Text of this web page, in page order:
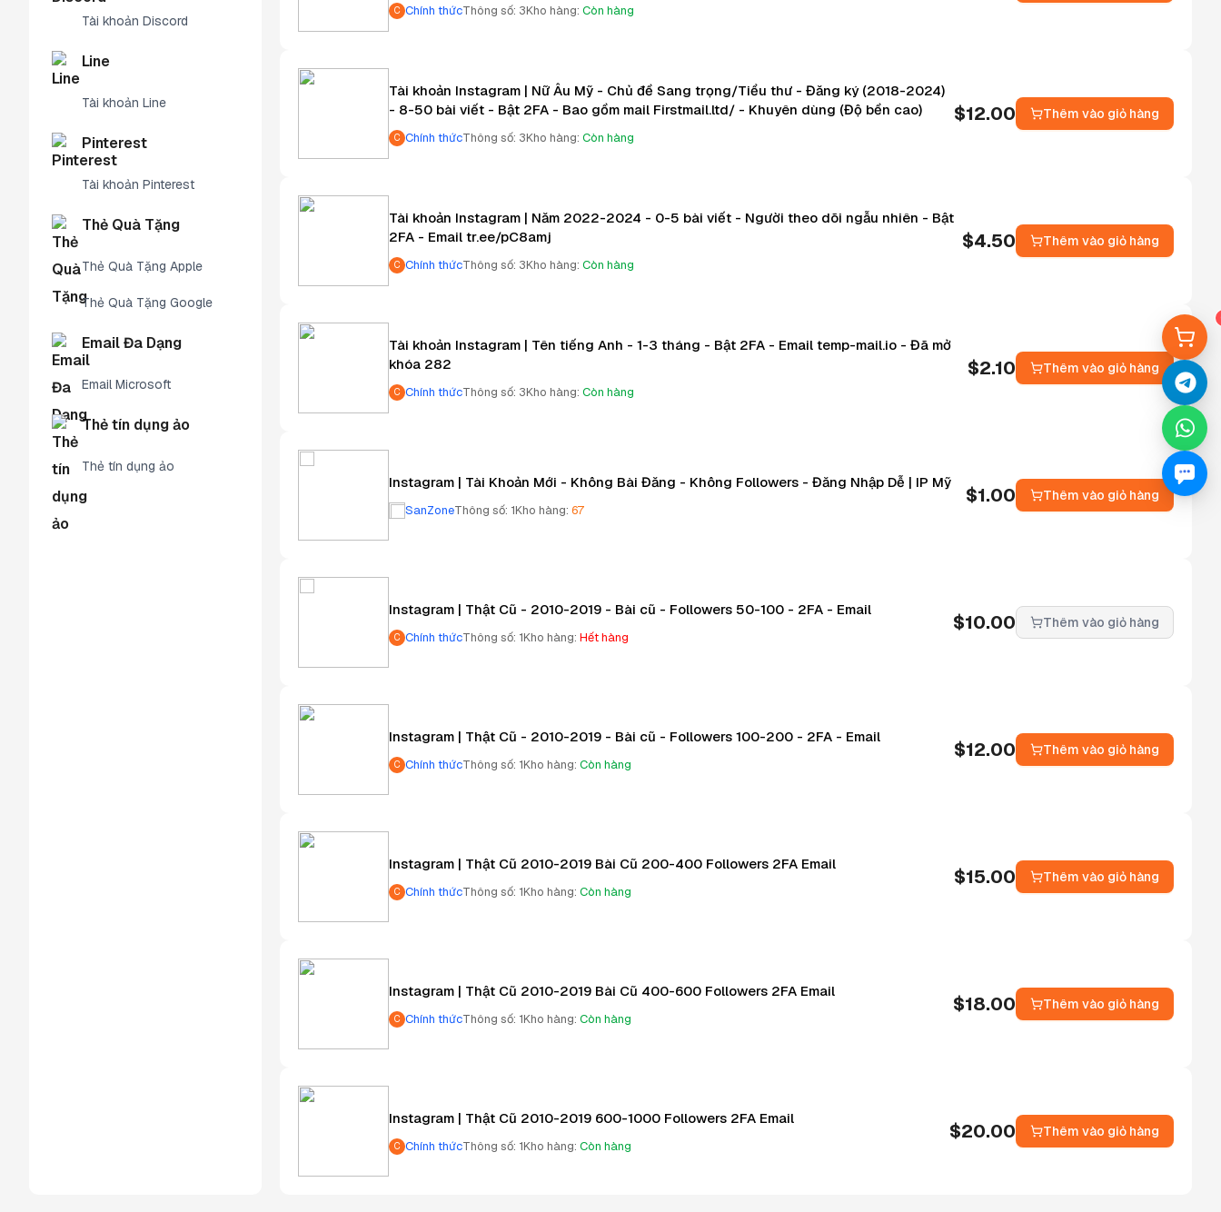
Tài khoản Discord
Line
Tài khoản Line
Pinterest
Tài khoản Pinterest
Thẻ Quà Tặng
Thẻ Quà Tặng Apple
Thẻ Quà Tặng Google
Email Đa Dạng
Email Microsoft
Thẻ tín dụng ảo
Thẻ tín dụng ảo
C Chính thứcThông số: 3Kho hàng: Còn hàng
Tài khoản Instagram | Nữ Âu Mỹ - Chủ đề Sang trọng/Tiểu thư - Đăng ký (2018-2024)
- 8-50 bài viết - Bật 2FA - Bao gồm mail Firstmail.ltd/ - Khuyên dùng (Độ bền cao)
C Chính thứcThông số: 3Kho hàng: Còn hàng
$12.00 Thêm vào giỏ hàng
Tài khoản Instagram | Năm 2022-2024 - 0-5 bài viết - Người theo dõi ngẫu nhiên - Bật
2FA - Email tr.ee/pC8amj
C Chính thứcThông số: 3Kho hàng: Còn hàng
$4.50 Thêm vào giỏ hàng
Tài khoản Instagram | Tên tiếng Anh - 1-3 tháng - Bật 2FA - Email temp-mail.io - Đã mở
khóa 282
C Chính thứcThông số: 3Kho hàng: Còn hàng
$2.10 Thêm vào giỏ hàng
Instagram | Tài Khoản Mới - Không Bài Đăng - Không Followers - Đăng Nhập Dễ | IP Mỹ
SanZoneThông số: 1Kho hàng: 67
$1.00 Thêm vào giỏ hàng
Instagram | Thật Cũ - 2010-2019 - Bài cũ - Followers 50-100 - 2FA - Email
C Chính thứcThông số: 1Kho hàng: Hết hàng
$10.00 Thêm vào giỏ hàng
Instagram | Thật Cũ - 2010-2019 - Bài cũ - Followers 100-200 - 2FA - Email
C Chính thứcThông số: 1Kho hàng: Còn hàng
$12.00 Thêm vào giỏ hàng
Instagram | Thật Cũ 2010-2019 Bài Cũ 200-400 Followers 2FA Email
C Chính thứcThông số: 1Kho hàng: Còn hàng
$15.00 Thêm vào giỏ hàng
Instagram | Thật Cũ 2010-2019 Bài Cũ 400-600 Followers 2FA Email
C Chính thứcThông số: 1Kho hàng: Còn hàng
$18.00 Thêm vào giỏ hàng
Instagram | Thật Cũ 2010-2019 600-1000 Followers 2FA Email
C Chính thứcThông số: 1Kho hàng: Còn hàng
$20.00 Thêm vào giỏ hàng